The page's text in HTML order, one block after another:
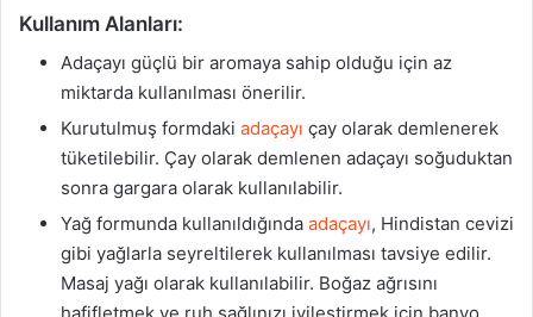
Kullanım Alanları:
Adaçayı güçlü bir aromaya sahip olduğu için az
miktarda kullanılması önerilir.
Kurutulmuş formdaki adaçayı çay olarak demlenerek
tüketilebilir. Çay olarak demlenen adaçayı soğuduktan
sonra gargara olarak kullanılabilir.
Yağ formunda kullanıldığında adaçayı, Hindistan cevizi
gibi yağlarla seyreltilerek kullanılması tavsiye edilir.
Masaj yağı olarak kullanılabilir. Boğaz ağrısını